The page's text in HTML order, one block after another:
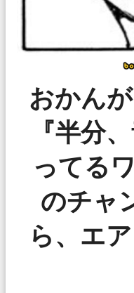
おかん
『半分
ってる
のチャ
ら、エ